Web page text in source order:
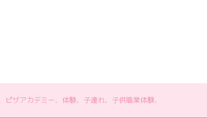
ザアカデミー、体験、子連れ、子供職業体験、